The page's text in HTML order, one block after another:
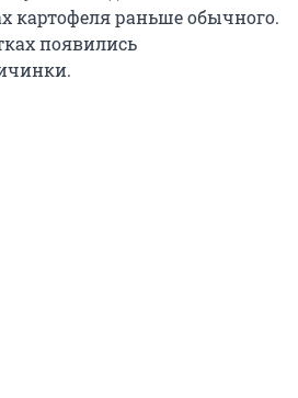
картофеля раньше обычного.
появились